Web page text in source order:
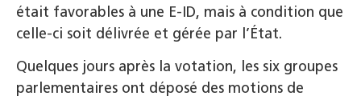
était favorables à une E-ID, mais à condition que
celle-ci soit délivrée et gérée par l’État.
Quelques jours après la votation, les six groupes
parlementaires ont déposé des motions de